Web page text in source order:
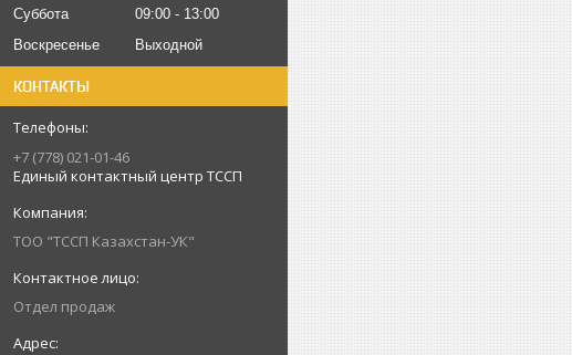
Суббота
09:00
13:00
Воскресенье
Выходной
КОНТАКТЫ
+7 (778) 021-01-46
Единый контактный центр ТССП
ТОО "ТССП Казахстан-УК"
Отдел продаж